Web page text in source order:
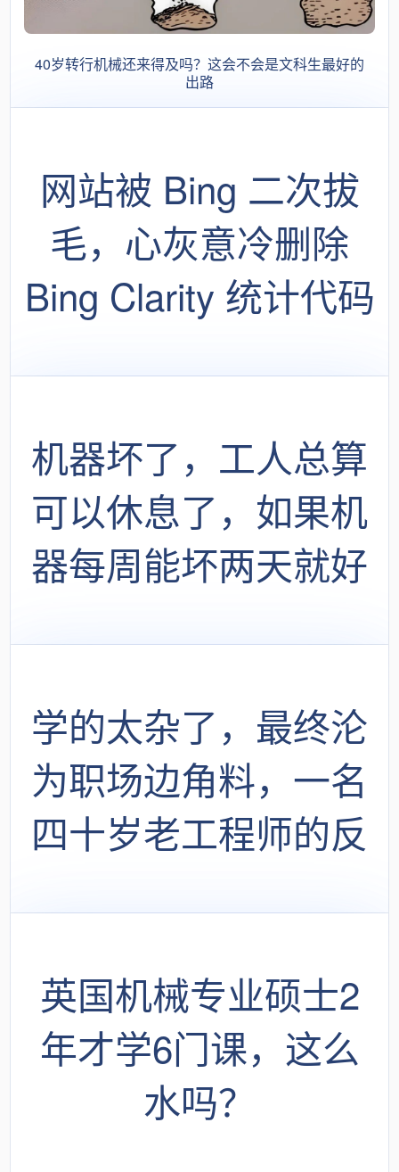
40岁转行机械还来得及吗？这会不会是文科生最好的
出路
网站被 Bing 二次拔
毛，心灰意冷删除
Bing Clarity 统计代码
机器坏了，工人总算
可以休息了，如果机
器每周能坏两天就好
学的太杂了，最终沦
为职场边角料，一名
四十岁老工程师的反
英国机械专业硕士2
年才学6门课，这么
水吗？